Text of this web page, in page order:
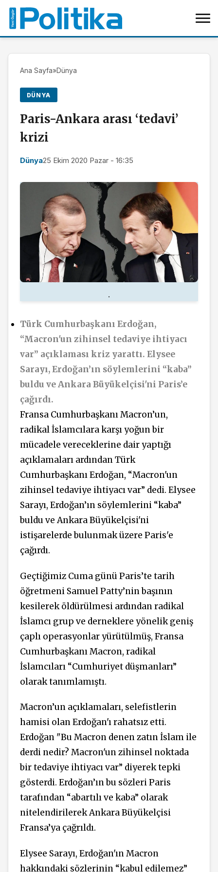
Ana Sayfa»Dünya
DÜNYA
Paris-Ankara arası ‘tedavi’
krizi
Dünya25 Ekim 2020 Pazar - 16:35
.
Türk Cumhurbaşkanı Erdoğan,
“Macron'un zihinsel tedaviye ihtiyacı
var” açıklaması kriz yarattı. Elysee
Sarayı, Erdoğan’ın söylemlerini “kaba”
buldu ve Ankara Büyükelçisi'ni Paris’e
çağırdı.
Fransa Cumhurbaşkanı Macron’un,
radikal İslamcılara karşı yoğun bir
mücadele vereceklerine dair yaptığı
açıklamaları ardından Türk
Cumhurbaşkanı Erdoğan, “Macron'un
zihinsel tedaviye ihtiyacı var” dedi. Elysee
Sarayı, Erdoğan’ın söylemlerini “kaba”
buldu ve Ankara Büyükelçisi'ni
istişarelerde bulunmak üzere Paris'e
çağırdı.
Geçtiğimiz Cuma günü Paris’te tarih
öğretmeni Samuel Patty’nin başının
kesilerek öldürülmesi ardından radikal
İslamcı grup ve derneklere yönelik geniş
çaplı operasyonlar yürütülmüş, Fransa
Cumhurbaşkanı Macron, radikal
İslamcıları “Cumhuriyet düşmanları”
olarak tanımlamıştı.
Macron’un açıklamaları, selefistlerin
hamisi olanErdoğan'ı rahatsız etti.
Erdoğan "Bu Macron denen zatın İslam ile
derdi nedir? Macron'un zihinsel noktada
bir tedaviye ihtiyacı var” diyerek tepki
gösterdi. Erdoğan’ın bu sözleri Paris
tarafından “abartılı ve kaba” olarak
nitelendirilerek Ankara Büyükelçisi
Fransa’ya çağrıldı.
Elysee Sarayı, Erdoğan'ın Macron
hakkındaki sözlerinin “kabul edilemez”